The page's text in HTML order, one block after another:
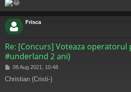
Frisca
Re: [Concurs] Voteaza
#underland 2 ani)
M
s
08 Aug 2021, 10:48
Christian (Cristi-)